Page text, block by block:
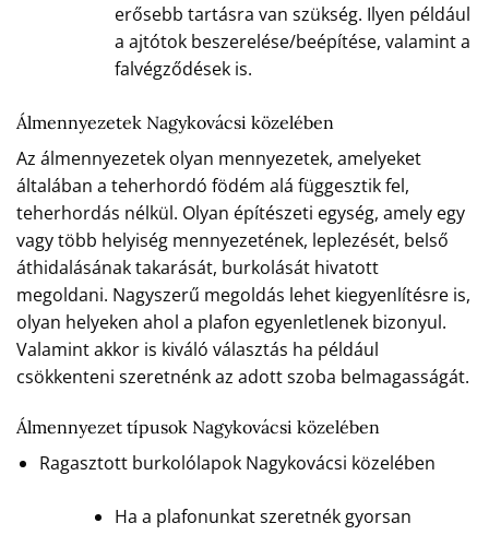
erősebb tartásra van szükség. Ilyen például
a ajtótok beszerelése/beépítése, valamint a
falvégződések is.
Álmennyezetek Nagykovácsi közelében
Az álmennyezetek olyan mennyezetek, amelyeket
általában a teherhordó födém alá függesztik fel,
teherhordás nélkül. Olyan építészeti egység, amely egy
vagy több helyiség mennyezetének, leplezését, belső
áthidalásának takarását, burkolását hivatott
megoldani. Nagyszerű megoldás lehet kiegyenlítésre is,
olyan helyeken ahol a plafon egyenletlenek bizonyul.
Valamint akkor is kiváló választás ha például
csökkenteni szeretnénk az adott szoba belmagasságát.
Álmennyezet típusok Nagykovácsi közelében
Ragasztott burkolólapok Nagykovácsi közelében
Ha a plafonunkat szeretnék gyorsan